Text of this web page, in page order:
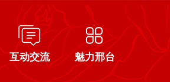
互动交流 魅力邢台